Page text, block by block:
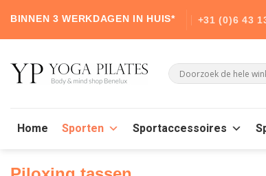
content
BINNEN 3 WERKDAGEN IN HUIS* +31 (0)6 43
Home Sporten Sportaccessoires